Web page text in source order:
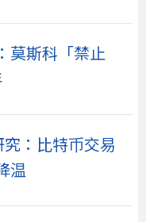
莫斯科「禁止
究：比特币交易
温